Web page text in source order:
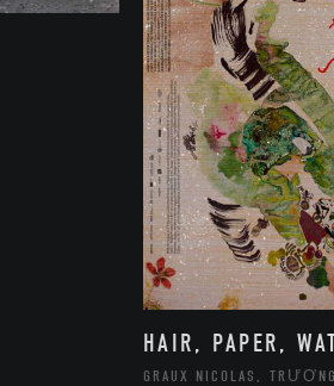
HAIR, PAPER,
GRAUX NICOLAS,